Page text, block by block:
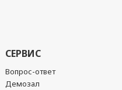
СЕРВИС
Вопрос-ответ
Демозал